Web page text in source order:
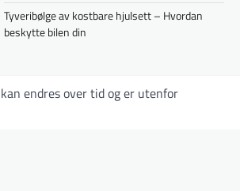
Tyveribølge av kostbare hjulsett – Hvordan
beskytte bilen din
endres over tid og er utenfor